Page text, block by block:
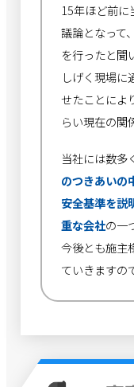
15年ほど前に
議論となって
を行ったと聞
しげく現場に
せたことによ
らい現在の関
当社には数多
のつきあいの
安全基準を説
重な会社の一
今後とも施主
ていきますの